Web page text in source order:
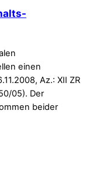
einen
Az.: XII ZR
05). Der
beider